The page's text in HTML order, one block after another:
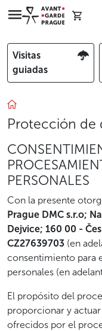
Visitas
guiadas
Protección de
PERSONALES
Con la presente
Prague DMC s.r.o;
Dejvice; 160 00 -
CZ27639703 (en
consentimiento para
personales (en
El propósito del
proporcionar y
ofrecidos por el